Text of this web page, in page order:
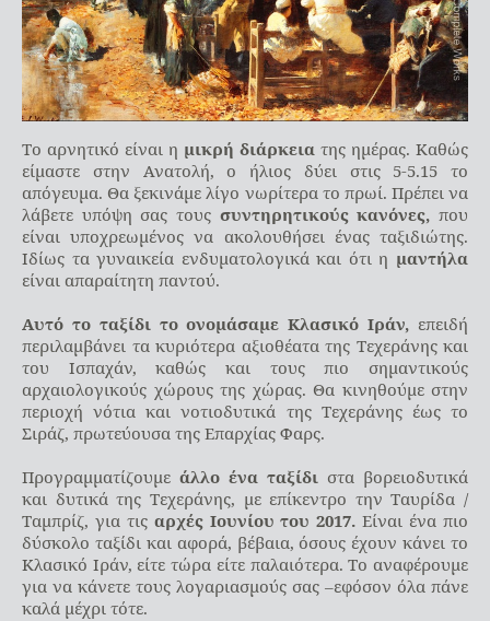
Το αρνητικό είναι η μικρή διάρκεια της ημέρας. Καθώς
είμαστε στην Ανατολή, ο ήλιος δύει στις 5-5.15 το
απόγευμα. Θα ξεκινάμε λίγο νωρίτερα το πρωί. Πρέπει να
λάβετε υπόψη σας τους συντηρητικούς κανόνες, που
είναι υποχρεωμένος να ακολουθήσει ένας ταξιδιώτης.
Ιδίως τα γυναικεία ενδυματολογικά και ότι η μαντήλα
είναι απαραίτητη παντού.
Αυτό το ταξίδι το ονομάσαμε Κλασικό Ιράν, επειδή
περιλαμβάνει τα κυριότερα αξιοθέατα της Τεχεράνης και
του Ισπαχάν, καθώς και τους πιο σημαντικούς
αρχαιολογικούς χώρους της χώρας. Θα κινηθούμε στην
περιοχή νότια και νοτιοδυτικά της Τεχεράνης έως το
Σιράζ, πρωτεύουσα της Επαρχίας Φαρς.
Προγραμματίζουμε άλλο ένα ταξίδι στα βορειοδυτικά
και δυτικά της Τεχεράνης, με επίκεντρο την Ταυρίδα /
Ταμπρίζ, για τις αρχές Ιουνίου του 2017. Είναι ένα πιο
δύσκολο ταξίδι και αφορά, βέβαια, όσους έχουν κάνει το
Κλασικό Ιράν, είτε τώρα είτε παλαιότερα. Το αναφέρουμε
για να κάνετε τους λογαριασμούς σας –εφόσον όλα πάνε
καλά μέχρι τότε.